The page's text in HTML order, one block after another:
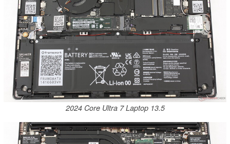
2024 Core Ultra 7 Laptop 13.5